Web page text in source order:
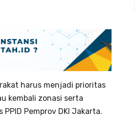
harus menjadi prioritas
kembali zonasi serta
PPID Pemprov DKI Jakarta.